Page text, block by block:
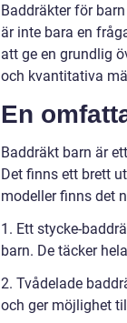
Baddräkter för
är inte bara en
att ge en grundlig
och kvantitativa
En
Baddräkt barn är
Det finns ett brett
modeller finns det
1. Ett stycke-
barn. De täcker
2. Tvådelade
och ger möjlighet